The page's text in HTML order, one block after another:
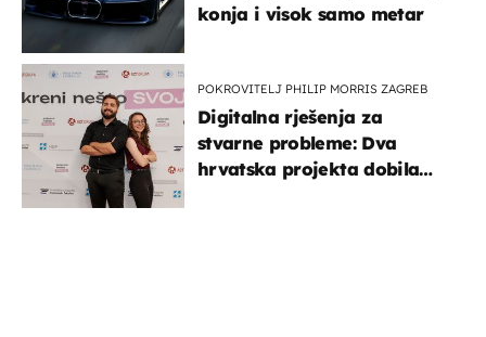
konja i visok samo metar
POKROVITELJ PHILIP MORRIS ZAGREB
Digitalna rješenja za
stvarne probleme: Dva
hrvatska projekta dobila